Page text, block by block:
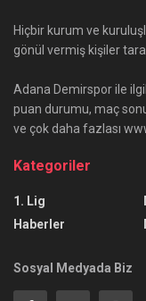
Hiçbir kurum ve
gönül vermiş kişiler
Adana Demirspor ile
puan durumu, maç
ve çok daha fazlası
Kategoriler
1. Lig
Haberler
Sosyal Medyada Biz